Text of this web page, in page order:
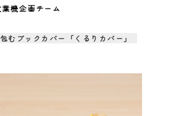
葉機企画チーム
ブックカバー「くるりカバー」